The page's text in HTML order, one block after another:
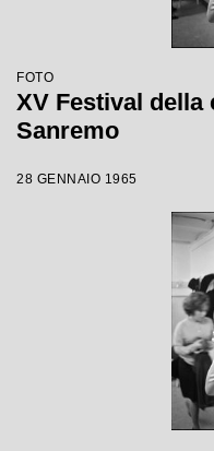
FOTO
XV Festival della
Sanremo
28 GENNAIO 1965